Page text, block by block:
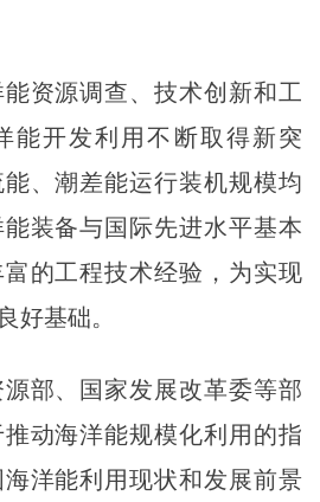
源调查、技术创新和工
能开发利用不断取得新突
、潮差能运行装机规模均
装备与国际先进水平基本
的工程技术经验，为实现
好基础。
、国家发展改革委等部
动海洋能规模化利用的指
洋能利用现状和发展前景